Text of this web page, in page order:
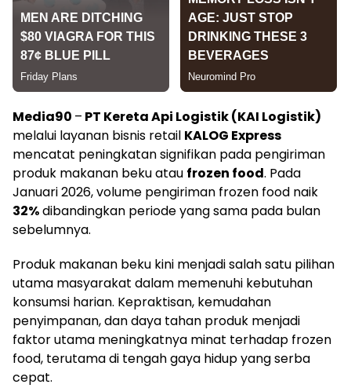
Media90 – PT Kereta Api Logistik (KAI Logistik)
melalui layanan bisnis retail KALOG Express
mencatat peningkatan signifikan pada pengiriman
produk makanan beku atau frozen food. Pada
Januari 2026, volume pengiriman frozen food naik
32%dibandingkan periode yang sama pada bulan
sebelumnya.
Produk makanan beku kini menjadi salah satu pilihan
utama masyarakat dalam memenuhi kebutuhan
konsumsi harian. Kepraktisan, kemudahan
penyimpanan, dan daya tahan produk menjadi
faktor utama meningkatnya minat terhadap frozen
food, terutama di tengah gaya hidup yang serba
cepat.